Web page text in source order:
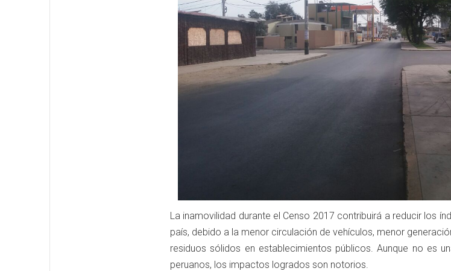
La inamovilidad durante el Censo 2017 contribuirá a reducir los
país, debido a la menor circulación de vehículos, menor
residuos sólidos en establecimientos públicos. Aunque no es
peruanos, los impactos logrados son notorios.